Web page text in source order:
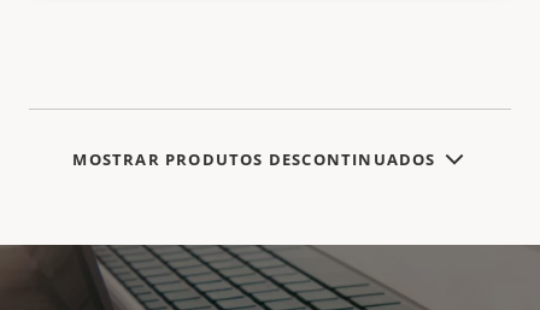
MOSTRAR PRODUTOS DESCONTINUADOS